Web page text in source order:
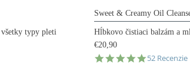
typy pleti
Sweet & Creamy Oil
Hĺbkovo čistiaci balzám a
€20,90
4.9
52 Recenzie